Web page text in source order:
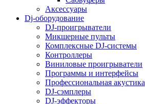
Аксессуары
Dj-оборудование
DJ-проигрыватели
Микшерные пульты
Комплексные DJ-системы
Контроллеры
Виниловые проигрыватели
Программы и интерфейсы
Профессиональная акустика
DJ-сэмплеры
DJ-эффекторы